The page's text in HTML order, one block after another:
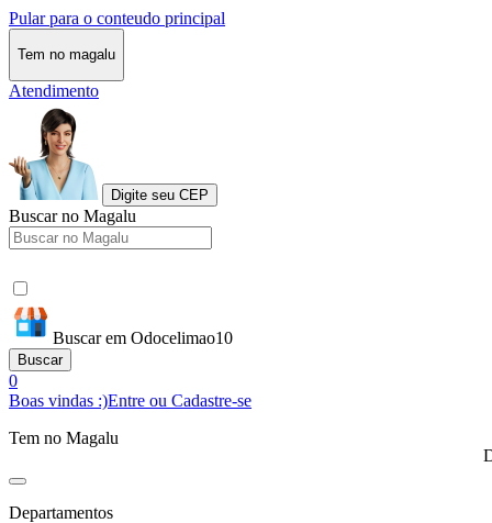
Pular para o conteudo principal
Tem no magalu
Atendimento
Digite seu CEP
Buscar no Magalu
Buscar em Odocelimao10
Buscar
0
Boas vindas :)Entre ou Cadastre-se
Tem no Magalu
Departamentos